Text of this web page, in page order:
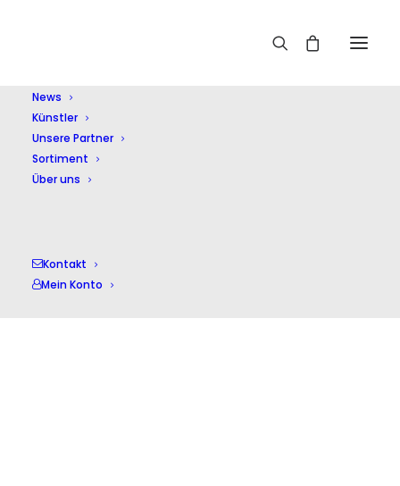
News
Künstler
Unsere Partner
Sortiment
Über uns
Kontakt
Mein Konto